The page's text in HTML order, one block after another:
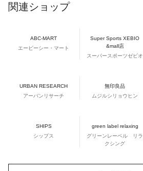
関連ショップ
ABC-MART
エービーシー・マート
Super Sports XEBIO
&mall店
スーパースポーツゼビオ
URBAN RESEARCH
アーバンリサーチ
無印良品
ムジルシリョウヒン
SHIPS
シップス
green label relaxing
グリーンレーベル リラ
クシング